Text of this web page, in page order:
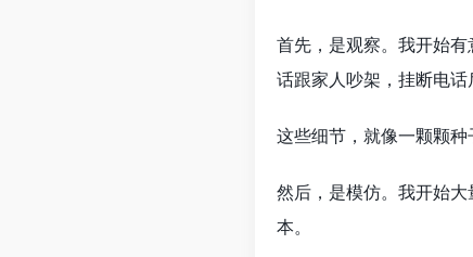
首先，是观察。我开始
话跟家人吵架，挂断电
这些细节，就像一颗颗种
然后，是模仿。我开始
本。